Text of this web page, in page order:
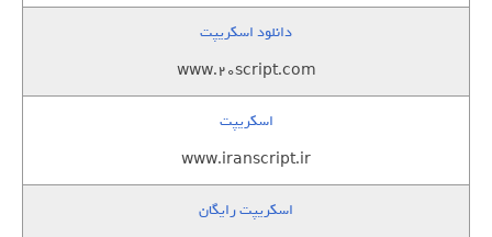
دانلود اسکریپت
www.20script.com
اسکریپت
www.iranscript.ir
اسکریپت رایگان